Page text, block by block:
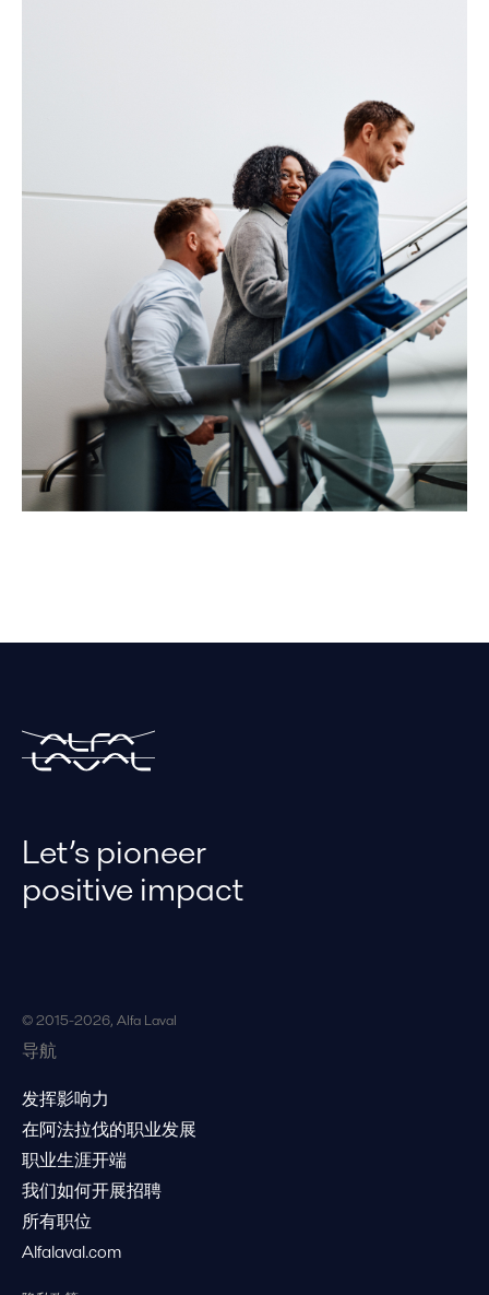
Let’s pioneer
positive impact
© 2015-2026, Alfa Laval
导航
发挥影响力
在阿法拉伐的职业发展
职业生涯开端
我们如何开展招聘
所有职位
Alfalaval.com